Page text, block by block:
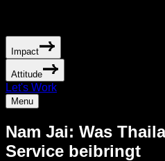
Impact
Attitude
Let's Work
Menu
Nam Jai: Was
Service beibringt